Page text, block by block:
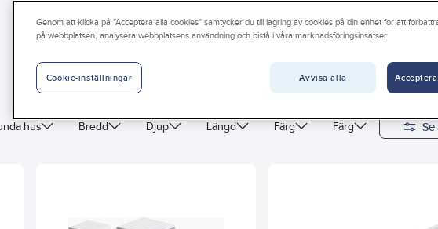
hus Bredd Djup Längd Färg Färg
Genom att klicka på "Acceptera alla cookies" samtycker du till lagring av cookies på din enhet för att
på webbplatsen, analysera webbplatsens användning och bistå i våra marknadsföringsinsatser.
Avvisa alla
Cookie-inställningar